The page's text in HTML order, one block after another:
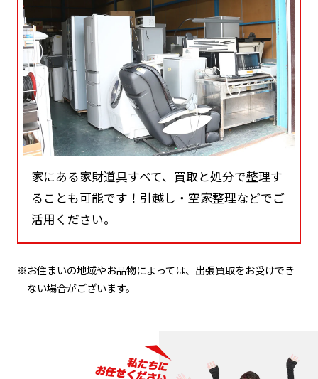
家にある家財道具すべて、買取と処分で整理す
ることも可能です！引越し・空家整理などでご
活用ください。
※お住まいの地域やお品物によっては、出張買取をお受けでき
ない場合がございます。